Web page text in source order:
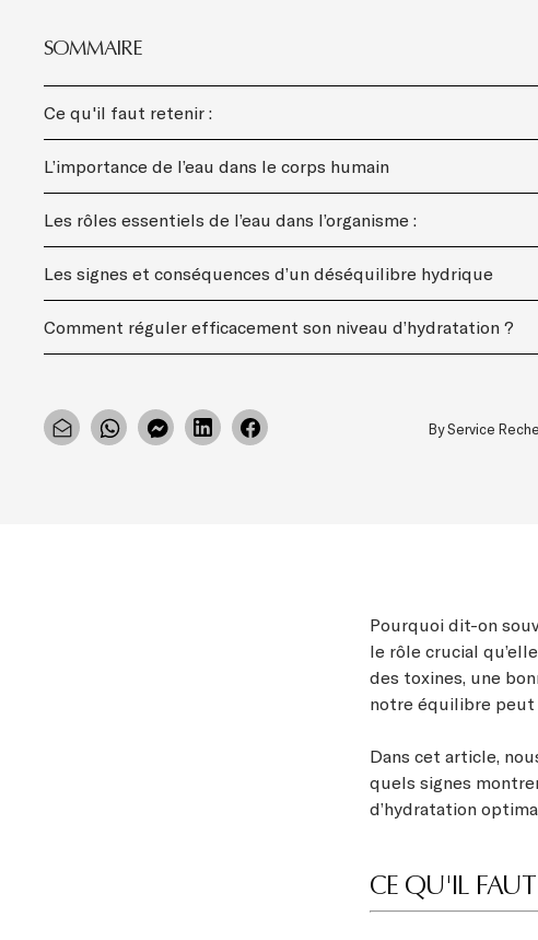
SOMMAIRE
Ce qu'il faut retenir :
L’importance de l’eau dans le corps humain
Les rôles essentiels de l’eau dans l’organisme :
Les signes et conséquences d’un déséquilibre hydrique
Comment réguler efficacement son niveau d’hydratation ?
By Service
Pourquoi dit-on
le rôle crucial
des toxines, une
notre équilibre peut
Dans cet article,
quels signes
d’hydratation
CE QU'IL FAUT